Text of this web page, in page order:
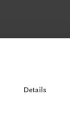
Details